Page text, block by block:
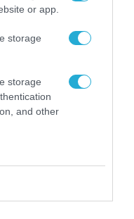
or app.
storage
storage
and other